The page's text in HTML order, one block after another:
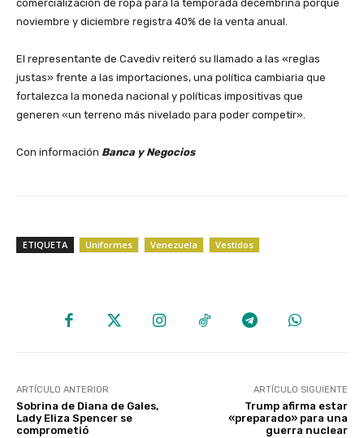
comercialización de ropa para la temporada decembrina porque
noviembre y diciembre registra 40% de la venta anual.
‎El representante de Cavediv reiteró su llamado a las «reglas
justas» frente a las importaciones, una política cambiaria que
fortalezca la moneda nacional y políticas impositivas que
generen «un terreno más nivelado para poder competir».
‎Con información Banca y Negocios
ETIQUETA Uniformes Venezuela Vestidos
ARTÍCULO ANTERIOR
Sobrina de Diana de Gales,
Lady Eliza Spencer se
comprometió
ARTÍCULO SIGUIENTE
Trump afirma estar
«preparado» para una
guerra nuclear